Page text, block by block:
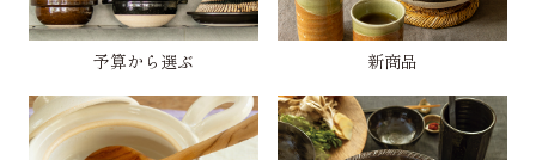
予算から選ぶ 新商品